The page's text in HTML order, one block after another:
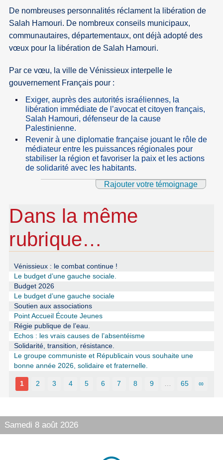
De nombreuses personnalités réclament la libération de
Salah Hamouri. De nombreux conseils municipaux,
communautaires, départementaux, ont déjà adopté des
vœux pour la libération de Salah Hamouri.
Par ce vœu, la ville de Vénissieux interpelle le
gouvernement Français pour :
Exiger, auprès des autorités israéliennes, la
libération immédiate de l’avocat et citoyen français,
Salah Hamouri, défenseur de la cause
Palestinienne.
Revenir à une diplomatie française jouant le rôle de
médiateur entre les puissances régionales pour
stabiliser la région et favoriser la paix et les actions
de solidarité avec les habitants.
Rajouter votre témoignage
Dans la même
rubrique…
Vénissieux : le combat continue !
Le budget d’une gauche sociale.
Budget 2026
Le budget d’une gauche sociale
Soutien aux associations
Point Accueil Écoute Jeunes
Régie publique de l’eau.
Echos : les vrais causes de l’absentéisme
Solidarité, transition, résistance.
Le groupe communiste et Républicain vous souhaite une
bonne année 2026, solidaire et fraternelle.
1 2 3 4 5 6 7 8 9 … 65 ∞
Samedi 8 août 2026